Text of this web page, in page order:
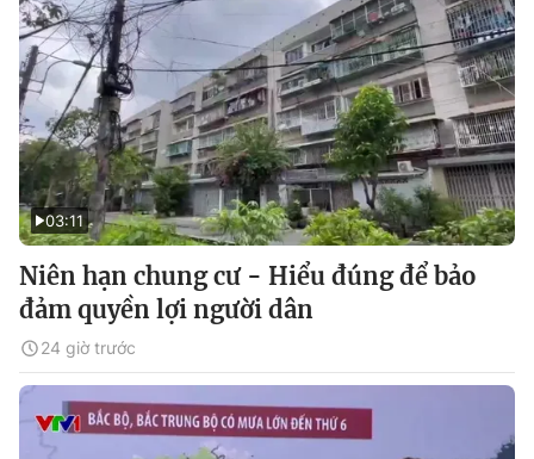
03:11
Niên hạn chung cư - Hiểu đúng để bảo
đảm quyền lợi người dân
24 giờ trước